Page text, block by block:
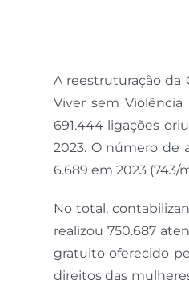
A reestruturação da
Viver sem Violência
691.444 ligações
2023. O número de
6.689 em 2023 (743/
No total,
realizou 750.687
gratuito oferecido
direitos das